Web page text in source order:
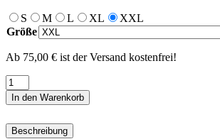
S M L XL
XXL
Größe
Ab 75,00 € ist der Versand kostenfrei!
Original
Souvenirs
/
Menge
In den Warenkorb
Beschreibung